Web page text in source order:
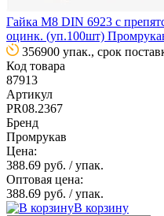
Гайка М8 DIN 6923 с
оцинк. (уп.100шт)
356900 упак., срок
Код товара
87913
Артикул
PR08.2367
Бренд
Промрукав
Цена:
388.69 руб. / упак.
Оптовая цена:
388.69 руб. / упак.
В корзину